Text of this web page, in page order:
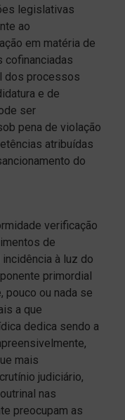
legislativas
ao
em matéria de
cofinanciadas
dos processos
e de
ser
pena de violação
atribuídas
do
verificação
de
à luz do
primordial
pouco ou nada se
a que
dedica sendo a
mais
judiciário,
nas
preocupam as